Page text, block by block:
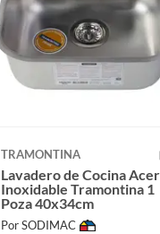
TRAMONTINA
Lavadero de Cocina
Inoxidable Tramontina 1
Poza 40x34cm
Por SODIMAC